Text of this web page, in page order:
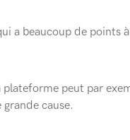
a beaucoup de points
peut par
cause.